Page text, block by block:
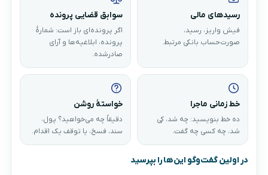
رسیدهای مالی
فیش واریز، رسید،
صورت‌حساب بانکی مرتبط.
سوابق قضایی پرونده
اگر پرونده‌ای باز است: شمارهٔ
پرونده، ابلاغیه‌ها و آرای
صادرشده.
خط زمانی ماجرا
ده خط بنویسید: چه شد، کِی
شد، چه کسی چه گفت.
خواستهٔ روشن
دقیقاً چه می‌خواهید؟ پول،
سند، فسخ، یا توقف یک اقدام.
در اولین گفت‌وگو این‌ها را بپرسید